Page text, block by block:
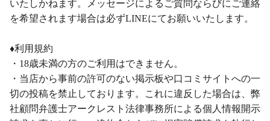
いたしかねます。メッセージによるご質問ならびにご連絡
を希望されます場合は必ずLINEにてお願いいたします。
♦利用規約
・18歳未満の方のご利用はできません。
・当店から事前の許可のない掲示板や口コミサイトへの一
切の投稿を禁止しております。これに違反した場合は、弊
社顧問弁護士アークレスト法律事務所による個人情報開示